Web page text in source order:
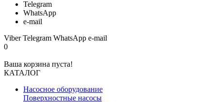
Telegram
WhatsApp
e-mail
ViberTelegram WhatsApp e-mail
0
Ваша корзина пуста!
КАТАЛОГ
Насосное оборудование
Поверхностные насосы